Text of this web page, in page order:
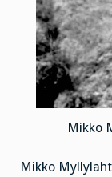
Mikko
Mikko